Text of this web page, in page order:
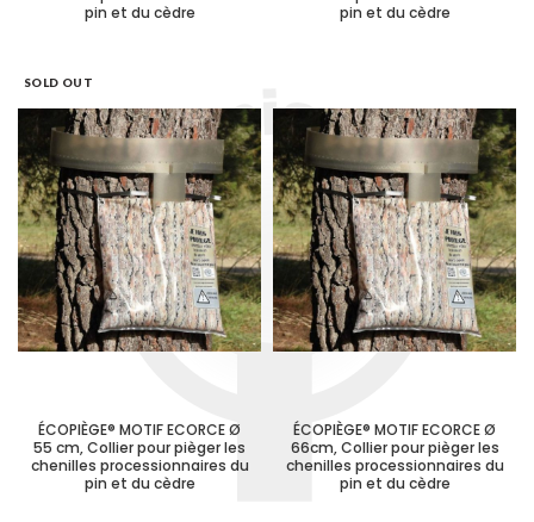
pin et du cèdre
pin et du cèdre
SOLD OUT
ÉCOPIÈGE® MOTIF ECORCE Ø
55 cm, Collier pour pièger les
chenilles processionnaires du
pin et du cèdre
ÉCOPIÈGE® MOTIF ECORCE Ø
66cm, Collier pour pièger les
chenilles processionnaires du
pin et du cèdre